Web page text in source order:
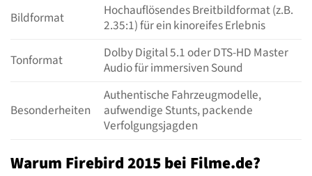
Bildformat
Hochauflösendes Breitbildformat (z.B.
2.35:1) für ein kinoreifes Erlebnis
Tonformat
Dolby Digital 5.1 oder DTS-HD Master
Audio für immersiven Sound
Besonderheiten
Authentische Fahrzeugmodelle,
aufwendige Stunts, packende
Verfolgungsjagden
Warum Firebird 2015 bei Filme.de?